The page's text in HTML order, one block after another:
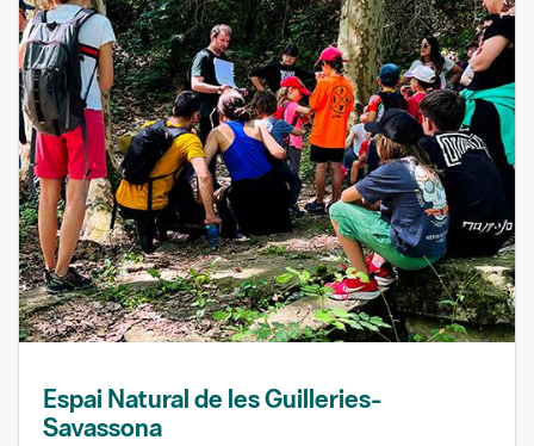
Espai Natural de les Guilleries-
Savassona